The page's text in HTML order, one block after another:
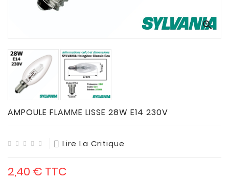
TUBES
FLUORESCENTS
HALOGENE
IODURE

AMPOULE FLAMME LISSE 28W E14 230V
Lire La Critique
2,40 € TTC